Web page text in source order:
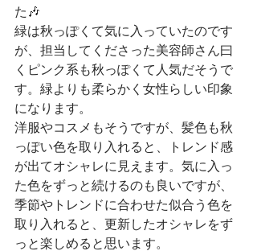
た🎶
緑は秋っぽくて気に入っていたのです
が、担当してくださった美容師さん曰
くピンク系も秋っぽくて人気だそうで
す。緑よりも柔らかく女性らしい印象
になります。
洋服やコスメもそうですが、髪色も秋
っぽい色を取り入れると、トレンド感
が出てオシャレに見えます。気に入っ
た色をずっと続けるのも良いですが、
季節やトレンドに合わせた似合う色を
取り入れると、更新したオシャレをず
っと楽しめると思います。